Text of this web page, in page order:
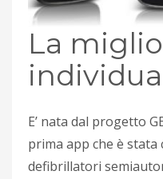
La
E’ nata dal progetto
prima app che è stata
defibrillatori